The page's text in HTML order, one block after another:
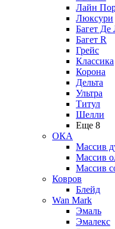
Лайн
Люксури
Багет
Багет R
Грейс
Классика
Корона
Дельта
Ультра
Титул
Шелли
Еще 8
ОКА
Массив
Массив
Массив
Ковров
Блейд
Wan Mark
Эмаль
Эмалекс